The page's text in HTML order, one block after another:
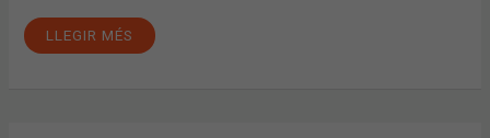
LLEGIR MÉS